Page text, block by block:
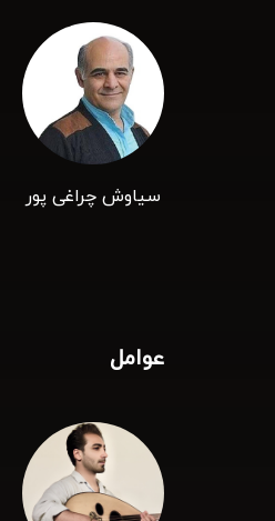
سیاوش چراغی پور
عوامل